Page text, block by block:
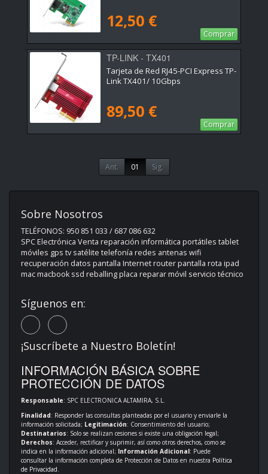
12,50 €
Comprar
TP-LINK - TX401
Tarjeta de Red RJ45-PCI Express TP-
Link TX401/ 10Gbps
89,50 €
Comprar
Ant. 01 Sig.
Sobre Nosotros
TELÉFONOS: 950 851 033 / 687 086 632
SPC Electrónica Venta reparación informática portátiles tablet
móviles gps tv satélite telefonía redes antenas wifi
recuperación datos pantalla Internet router pantalla rota ipad
mac macbook ssd reballing placa reparar móvil servicio técnico
Síguenos en:
¡Suscríbete a Nuestro Boletín!
INFORMACIÓN BÁSICA SOBRE
PROTECCIÓN DE DATOS
Responsable: SPC ELECTRONICA ALTAMIRA, S.L.
Finalidad: Responder las consultas planteadas por el usuario y enviarle la
información solicitada; Legitimación: Consentimiento del usuario;
Destinatarios: Solo se realizan cesiones si existe una obligación legal;
Derechos: Acceder, rectificar y suprimir, así como otros derechos, como se
indica en la información adicional; Información Adicional: Puede
consultar la información completa de Protección de Datos en nuestra Política
de Privacidad